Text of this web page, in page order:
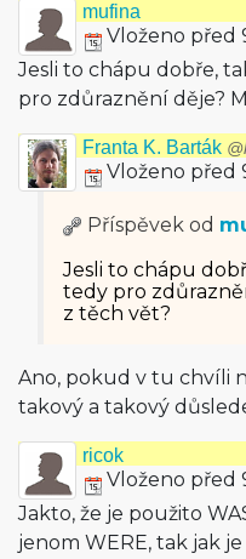
mufina
Vloženo před
Jesli to chápu dobře,
pro zdůraznění děje?
Franta K. Barták
Vloženo před
Příspěvek od
Jesli to chápu
tedy pro
z těch vět?
Ano, pokud v tu chvíli
takový a takový
ricok
Vloženo před
Jakto, že je použito
jenom WERE, tak jak